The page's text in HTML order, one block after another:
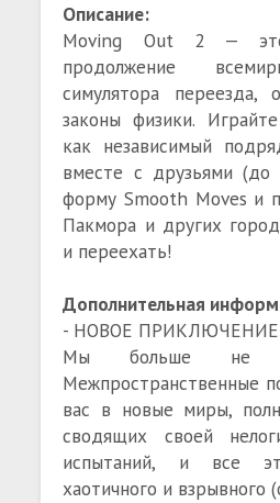
Описание:
Moving Out 2 — это
продолжение
симулятора переезда,
законы физики.
как независимый
вместе с друзьями (до
форму Smooth Moves и
Пакмора и других
и переехать!
Дополнительная
- НОВОЕ ПРИКЛЮЧЕНИЕ
Мы больше не
Межпространственные
вас в новые миры,
сводящих своей
испытаний, и все
хаотичного и взрывного